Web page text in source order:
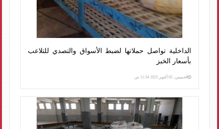
الداخلية تواصل حملاتها لضبط الأسواق والتصدي للتلاعب
بأسعار الخبز
الخميس، 02 أكتوبر 2025 11:34 ص